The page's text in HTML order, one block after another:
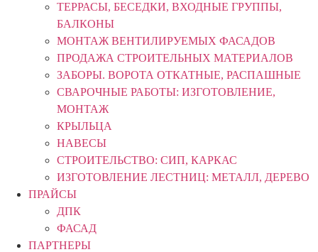
ТЕРРАСЫ, БЕСЕДКИ, ВХОДНЫЕ ГРУППЫ,
БАЛКОНЫ
МОНТАЖ ВЕНТИЛИРУЕМЫХ ФАСАДОВ
ПРОДАЖА СТРОИТЕЛЬНЫХ МАТЕРИАЛОВ
ЗАБОРЫ. ВОРОТА ОТКАТНЫЕ, РАСПАШНЫЕ
СВАРОЧНЫЕ РАБОТЫ: ИЗГОТОВЛЕНИЕ,
МОНТАЖ
КРЫЛЬЦА
НАВЕСЫ
СТРОИТЕЛЬСТВО: СИП, КАРКАС
ИЗГОТОВЛЕНИЕ ЛЕСТНИЦ: МЕТАЛЛ, ДЕРЕВО
ПРАЙСЫ
ДПК
ФАСАД
ПАРТНЕРЫ